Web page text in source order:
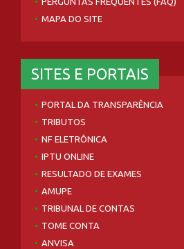
MAPA DO SITE
SITES E PORTAIS
PORTAL DA TRANSPARÊNCIA
TRIBUTOS
NF ELETRÔNICA
IPTU ONLINE
RESULTADO DE EXAMES
AMUPE
TRIBUNAL DE CONTAS
TOME CONTA
ANVISA